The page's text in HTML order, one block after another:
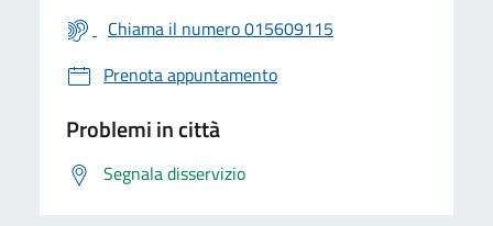
Chiama il numero 015609115
Prenota appuntamento
Problemi in città
Segnala disservizio